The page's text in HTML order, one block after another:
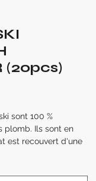
(20pcs)
sont 100 %
plomb. Ils sont en
est recouvert d'une